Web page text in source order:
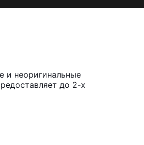
и неоригинальные
до 2-х